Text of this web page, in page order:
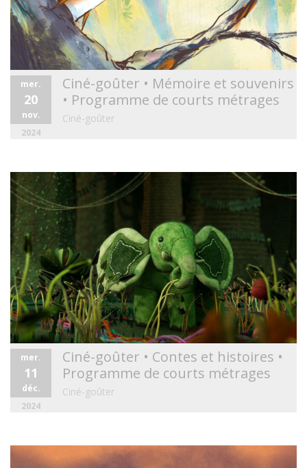
mer.
20
nov.
2024
Ciné-goûter • Mémoire et souvenirs
• Programme de courts métrages
Ciné-goûter
mer.
11
déc.
2024
Ciné-goûter • Contes et histoires •
Programme de courts métrages
Ciné-goûter